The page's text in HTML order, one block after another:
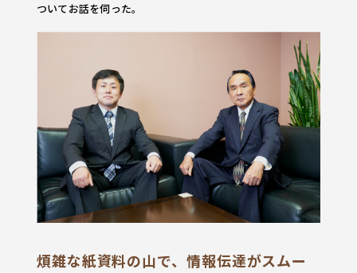
ついてお話を伺った。
煩雑な紙資料の山で、情報伝達がスムー